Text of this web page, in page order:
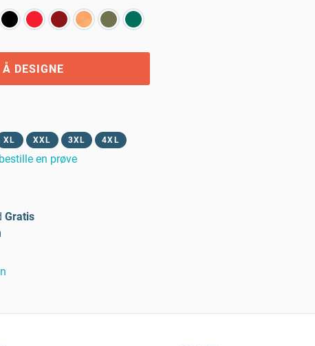
DESIGNE
XL XXL 3XL 4XL
bestille en prøve
Gratis